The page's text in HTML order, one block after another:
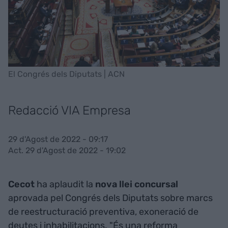
El Congrés dels Diputats | ACN
Redacció VIA Empresa
29 d'Agost de 2022 - 09:17
Act. 29 d'Agost de 2022 - 19:02
Cecot ha aplaudit la nova llei concursal
aprovada pel Congrés dels Diputats sobre marcs
de reestructuració preventiva, exoneració de
deutes i inhabilitacions. "És una reforma